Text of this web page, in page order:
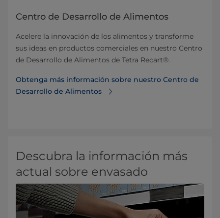
Centro de Desarrollo de Alimentos
Acelere la innovación de los alimentos y transforme
sus ideas en productos comerciales en nuestro Centro
de Desarrollo de Alimentos de Tetra Recart®.
Obtenga más información sobre nuestro Centro de
Desarrollo de Alimentos
Descubra la información más
actual sobre envasado